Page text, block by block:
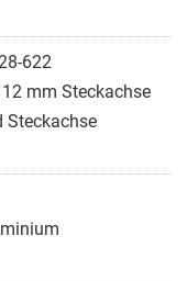
622
mm Steckachse
Steckachse